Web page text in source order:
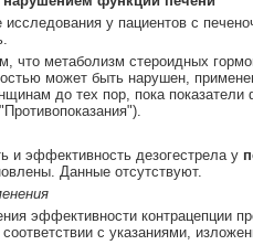
исследования у пациентов с
что метаболизм стероидных
может быть нарушен,
до тех пор, пока
и эффективность дезогестрела у
Данные отсутствуют.
эффективности контрацепции
с указаниями,